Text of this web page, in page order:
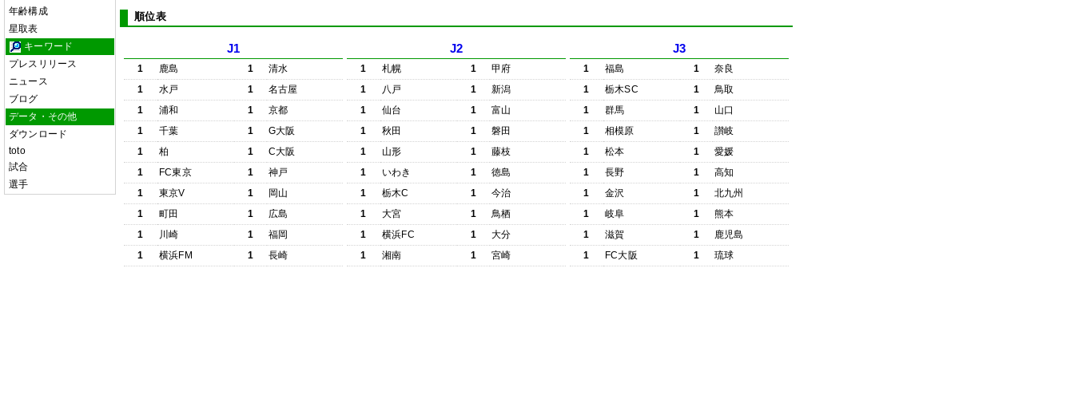
年齢構成
星取表
キーワード
プレスリリース
ニュース
ブログ
データ・その他
ダウンロード
toto
試合
選手
順位表
J1
1 鹿島 1
清水
1
水戸 1
名古屋
1
浦和 1
京都
1
千葉 1
G大阪
1
柏 1
C大阪
1
FC東京 1
神戸
1
東京V 1
岡山
1
町田 1
広島
1
川崎 1
福岡
1
横浜FM 1 長崎
J2
1 札幌 1
甲府
1
八戸 1
新潟
1
仙台 1
富山
1
秋田 1
磐田
1
山形 1
藤枝
1
いわき 1
徳島
1
栃木C 1
今治
1
大宮 1
鳥栖
1
横浜FC 1
大分
1
湘南 1 宮崎
J3
1 福島 1
奈良
1
栃木SC 1
鳥取
1
群馬 1
山口
1
相模原 1
讃岐
1
松本 1
愛媛
1
長野 1
高知
1
金沢 1
北九州
1
岐阜 1
熊本
1
滋賀 1
鹿児島
1
FC大阪 1 琉球